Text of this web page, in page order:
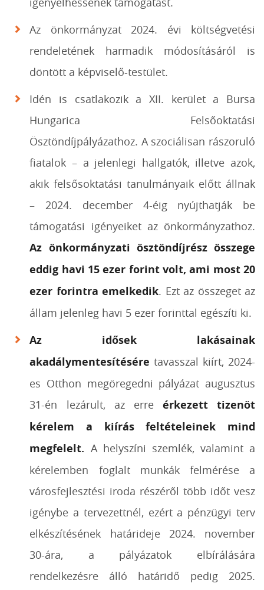
Az önkormányzat 2024. évi költségvetési
rendeletének harmadik módosításáról is
döntött a képviselő-testület.
Idén is csatlakozik a XII. kerület a Bursa
Hungarica Felsőoktatási
Ösztöndíjpályázathoz. A szociálisan rászoruló
fiatalok – a jelenlegi hallgatók, illetve azok,
akik felsősoktatási tanulmányaik előtt állnak
– 2024. december 4-éig nyújthatják be
támogatási igényeiket az önkormányzathoz.
Az önkormányzati ösztöndíjrész összege
eddig havi 15 ezer forint volt, ami most 20
ezer forintra emelkedik. Ezt az összeget az
állam jelenleg havi 5 ezer forinttal egészíti ki.
Az idősek lakásainak
akadálymentesítésére tavasszal kiírt, 2024-
es Otthon megöregedni pályázat augusztus
31-én lezárult, az erre
érkezett tizenöt
kérelem a kiírás feltételeinek mind
megfelelt. A helyszíni szemlék, valamint a
kérelemben foglalt munkák felmérése a
városfejlesztési iroda részéről több időt vesz
igénybe a tervezettnél, ezért a pénzügyi terv
elkészítésének határideje 2024. november
30-ára, a pályázatok elbírálására
rendelkezésre álló határidő pedig 2025.